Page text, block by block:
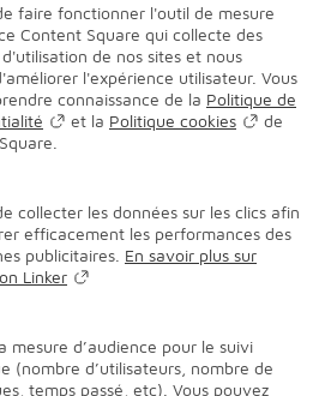
faire fonctionner l'outil de mesure
Content Square qui collecte des
de nos sites et nous
l'expérience utilisateur. Vous
connaissance de la Politique de
et la Politique cookies
de
collecter les données sur les clics afin
efficacement les performances des
publicitaires. En savoir plus sur
Linker
mesure d’audience pour le suivi
(nombre d’utilisateurs, nombre de
temps passé, etc). Vous pouvez